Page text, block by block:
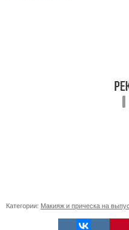
Категории: Макияж и прическа на